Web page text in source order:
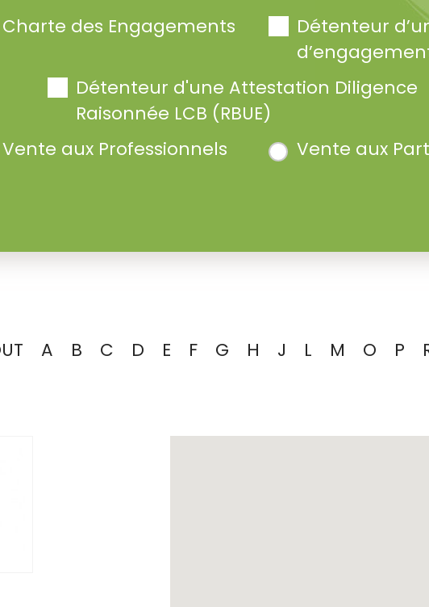
des Engagements
Détenteur
Détenteur d'une Attestation Diligence
Raisonnée LCB (RBUE)
Vente aux Professionnels
Vente aux
A B C D E F G H J L M O P